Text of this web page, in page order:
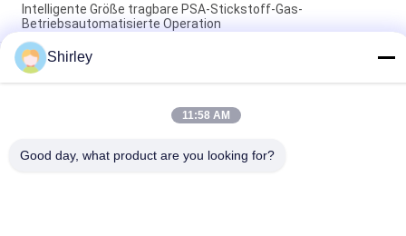
Intelligente Größe tragbare PSA-Stickstoff-Gas-
Betriebsautomatisierte Operation
Lithium-Strom-Industrie der Stickstoff-Generator-Reinheits-
99,9995
Beliebte Kategorien
Shirley
11:58 AM
Good day, what product are you looking for?